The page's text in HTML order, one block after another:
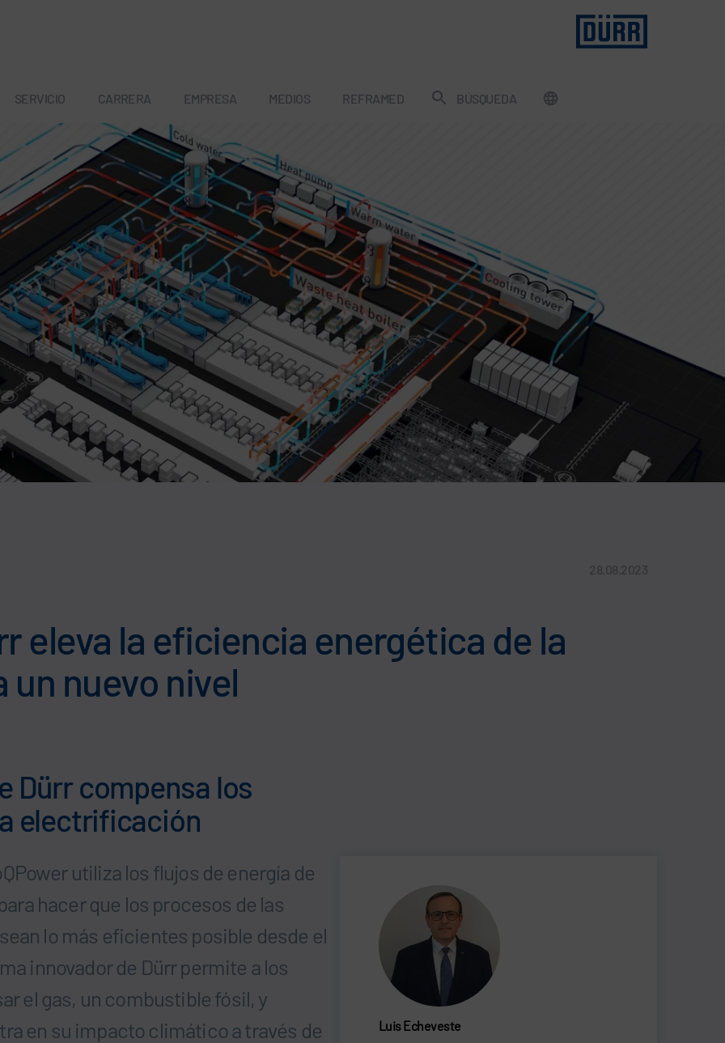
SERVICIO CARRERA EMPRESA MEDIOS REFRAMED BÚSQUEDA
28.08.2023
eleva la eficiencia energética de la
nuevo nivel
Dürr compensa los
electrificación
utiliza los flujos de energía de
hacer que los procesos de las
lo más eficientes posible desde el
innovador de Dürr permite a los
el gas, un combustible fósil, y
en su impacto climático a través de
Luis Echeveste